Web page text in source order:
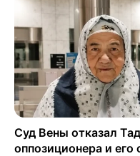
Суд Вены отказал
оппозиционера и его